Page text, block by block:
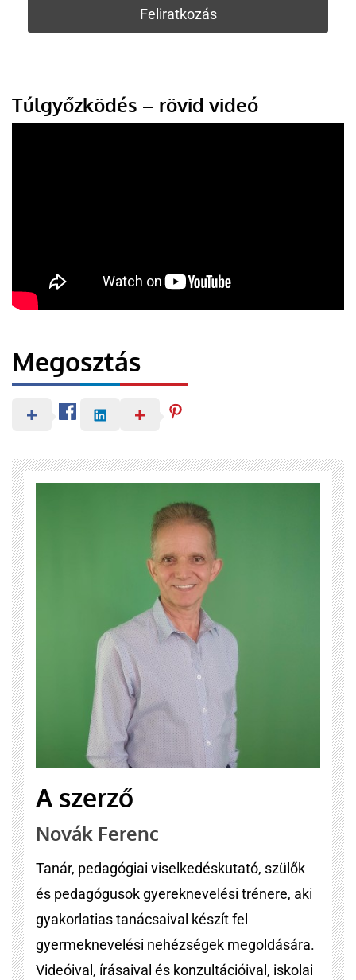
Túlgyőzködés – rövid videó
Megosztás
A szerző
Novák Ferenc
Tanár, pedagógiai viselkedéskutató, szülők
és pedagógusok gyereknevelési trénere, aki
gyakorlatias tanácsaival készít fel
gyermeknevelési nehézségek megoldására.
Videóival, írásaival és konzultációival, iskolai